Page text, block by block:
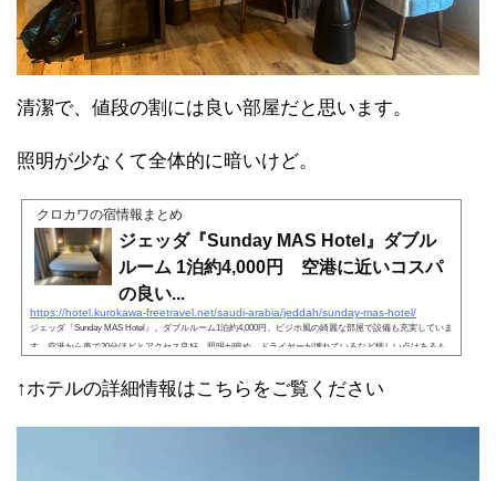
清潔で、値段の割には良い部屋だと思います。
照明が少なくて全体的に暗いけど。
クロカワの宿情報まとめ
ジェッダ『Sunday MAS Hotel』ダブル
ルーム 1泊約4,000円 空港に近いコスパ
の良い...
https://hotel.kurokawa-freetravel.net/saudi-arabia/jeddah/sunday-mas-hotel/
ジェッダ『Sunday MAS Hotel』。ダブルルーム1泊約4,000円。ビジホ風の綺麗な部屋で設備も充実していま
す。空港から車で20分ほどとアクセス良好。照明が暗め、ドライヤーが壊れているなど惜しい点はあるも
↑ホテルの詳細情報はこちらをご覧ください